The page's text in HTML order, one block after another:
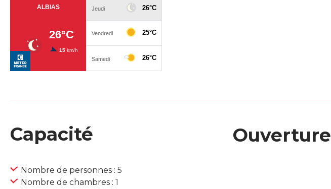
Capacité
Nombre de personnes : 5
Nombre de chambres : 1
Ouverture